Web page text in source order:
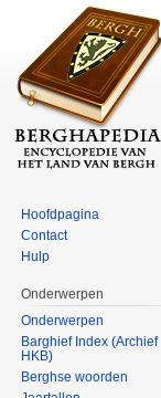
Hoofdpagina
Contact
Hulp
Onderwerpen
Onderwerpen
Barghief Index (Archief
HKB)
Berghse woorden